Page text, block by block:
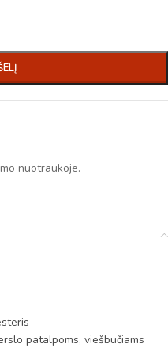
nuotraukoje.
patalpoms, viešbučiams